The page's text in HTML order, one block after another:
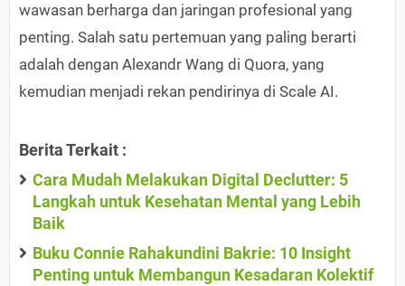
wawasan berharga dan jaringan profesional yang
penting. Salah satu pertemuan yang paling berarti
adalah dengan Alexandr Wang di Quora, yang
kemudian menjadi rekan pendirinya di Scale AI.
Berita Terkait :
Cara Mudah Melakukan Digital Declutter: 5
Langkah untuk Kesehatan Mental yang Lebih
Baik
Buku Connie Rahakundini Bakrie: 10 Insight
Penting untuk Membangun Kesadaran Kolektif